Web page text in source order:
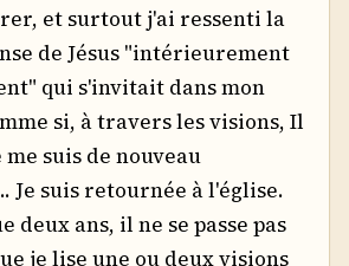
et surtout j'ai ressenti la
de Jésus "intérieurement
qui s'invitait dans mon
si, à travers les visions, Il
suis de nouveau
Je suis retournée à l'église.
deux ans, il ne se passe pas
je lise une ou deux visions